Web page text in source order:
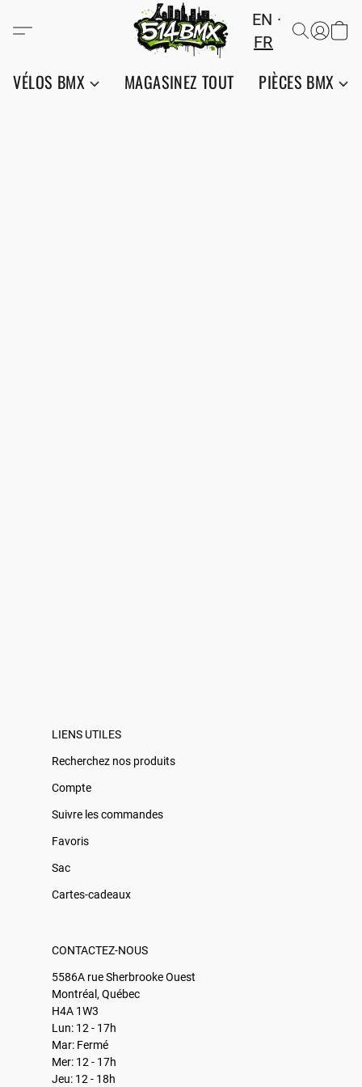
EN
FR
VÉLOS BMX MAGASINEZ TOUT PIÈCES BMX
LIENS UTILES
Recherchez nos produits
Compte
Suivre les commandes
Favoris
Sac
Cartes-cadeaux
CONTACTEZ-NOUS
5586A rue Sherbrooke Ouest
Montréal, Québec
H4A 1W3
Lun: 12 - 17h
Mar: Fermé
Mer: 12 - 17h
Jeu: 12 - 18h